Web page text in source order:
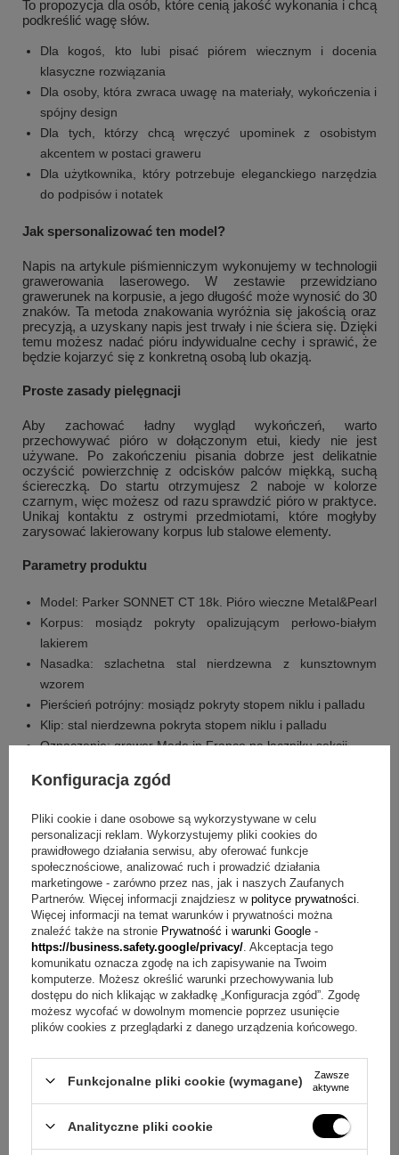
+3
Zobacz więcej
To propozycja dla osób, które cenią jakość wykonania i chcą
podkreślić wagę słów.
Dla kogoś, kto lubi pisać piórem wiecznym i docenia
klasyczne rozwiązania
Dla osoby, która zwraca uwagę na materiały, wykończenia i
spójny design
Dla tych, którzy chcą wręczyć upominek z osobistym
akcentem w postaci graweru
Dla użytkownika, który potrzebuje eleganckiego narzędzia
do podpisów i notatek
Jak spersonalizować ten model?
Napis na artykule piśmienniczym wykonujemy w technologii
grawerowania laserowego. W zestawie przewidziano
grawerunek na korpusie, a jego długość może wynosić do 30
znaków. Ta metoda znakowania wyróżnia się jakością oraz
precyzją, a uzyskany napis jest trwały i nie ściera się. Dzięki
temu możesz nadać pióru indywidualne cechy i sprawić, że
będzie kojarzyć się z konkretną osobą lub okazją.
Proste zasady pielęgnacji
Aby zachować ładny wygląd wykończeń, warto
przechowywać pióro w dołączonym etui, kiedy nie jest
używane. Po zakończeniu pisania dobrze jest delikatnie
oczyścić powierzchnię z odcisków palców miękką, suchą
ściereczką. Do startu otrzymujesz 2 naboje w kolorze
czarnym, więc możesz od razu sprawdzić pióro w praktyce.
Unikaj kontaktu z ostrymi przedmiotami, które mogłyby
zarysować lakierowany korpus lub stalowe elementy.
Parametry produktu
Model: Parker SONNET CT 18k. Pióro wieczne Metal&Pearl
Korpus: mosiądz pokryty opalizującym perłowo-białym
lakierem
Nasadka: szlachetna stal nierdzewna z kunsztownym
wzorem
Pierścień potrójny: mosiądz pokryty stopem niklu i palladu
Klip: stal nierdzewna pokryta stopem niklu i palladu
Oznaczenie: grawer Made in France na łączniku sekcji
palladu
Technika grawerunku: grawerowanie laserowe
Trwałość graweru: uzyskany napis jest trwały i nie ściera się
Grawerunek (korpus): do 30 znaków
Gwarancja producenta: 2 lata
Co zawiera zestaw?
Parker SONNET CT 18k. Pióro wieczne Metal&Pearl
Grawerunek na korpusie (do 30 znaków)
2 startowe naboje w kolorze czarnym
Etui prezentowe Parker
Pytania i odpowiedzi o Parker Sonnet 18K z grawerem
Jak wykonywany jest napis na piórze?
Odpowiedź:Napis powstaje w technologii grawerowania
laserowego, opisanej w danych produktu.
Konfiguracja zgód
Pliki cookie i dane osobowe są wykorzystywane w celu
personalizacji reklam. Wykorzystujemy pliki cookies do
prawidłowego działania serwisu, aby oferować funkcje
społecznościowe, analizować ruch i prowadzić działania
marketingowe - zarówno przez nas, jak i naszych Zaufanych
Partnerów. Więcej informacji znajdziesz w polityce prywatności
Więcej informacji na temat warunków i prywatności można
znaleźć także na stronie Prywatność i warunki Google -
https://business.safety.google/privacy/ . Akceptacja tego
komunikatu oznacza zgodę na ich zapisywanie na Twoim
komputerze. Możesz określić warunki przechowywania lub
dostępu do nich klikając w zakładkę „Konfiguracja zgód”. Zgodę
możesz wycofać w dowolnym momencie poprzez usunięcie
plików cookies z przeglądarki z danego urządzenia końcowego.
Funkcjonalne pliki cookie (wymagane)
Zawsze
aktywne
Analityczne pliki cookie